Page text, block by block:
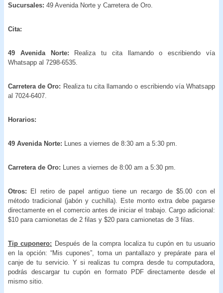
Sucursales: 49 Avenida Norte y Carretera de Oro.
Cita:
49 Avenida Norte: Realiza tu cita llamando o escribiendo vía
Whatsapp al 7298-6535.
Carretera de Oro: Realiza tu cita llamando o escribiendo vía Whatsapp
al 7024-6407.
Horarios:
49 Avenida Norte: Lunes a viernes de 8:30 am a 5:30 pm.
Carretera de Oro: Lunes a viernes de 8:00 am a 5:30 pm.
Otros:
El retiro de papel antiguo tiene un recargo de $5.00 con el
método tradicional (jabón y cuchilla). Este monto extra debe pagarse
directamente en el comercio antes de iniciar el trabajo. Cargo adicional:
$10 para camionetas de 2 filas y $20 para camionetas de 3 filas.
Tip cuponero: Después de la compra localiza tu cupón en tu usuario
en la opción: “Mis cupones”, toma un pantallazo y prepárate para el
canje de tu servicio. Y si realizas tu compra desde tu computadora,
podrás descargar tu cupón en formato PDF directamente desde el
mismo sitio.